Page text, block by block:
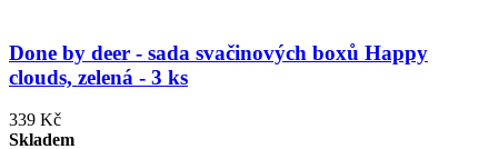
Done by deer - sada svačinových boxů Happy
clouds, zelená - 3 ks
339 Kč
Skladem